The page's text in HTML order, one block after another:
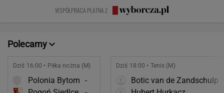
terapię, a
większość
złe
WSPÓŁPRACA PŁATNA Z
Polecamy
Dziś 16:00 • Piłka nożna (M)
Polonia Bytom -
Dziś 18:00 • Tenis (M)
Botic van de Zandschulp